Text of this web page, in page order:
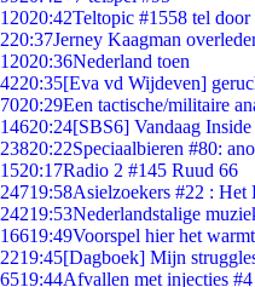
12020:42Teltopic #1558 tel door
220:37Jerney Kaagman
12020:36Nederland toen
4220:35[Eva vd Wijdeven]
7020:29Een tactische/militaire
14620:24[SBS6] Vandaag
23820:22Speciaalbieren #80:
1520:17Radio 2 #145 Ruud 66
24719:58Asielzoekers #22 : Het
24219:53Nederlandstalige
16619:49Voorspel hier het
2219:45[Dagboek] Mijn
6519:44Afvallen met injecties #4